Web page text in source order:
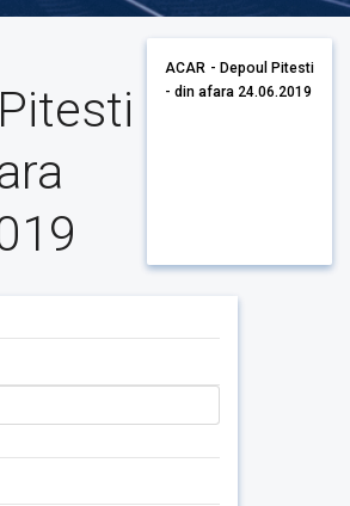
ACAR - Depoul Pitesti
- din afara 24.06.2019